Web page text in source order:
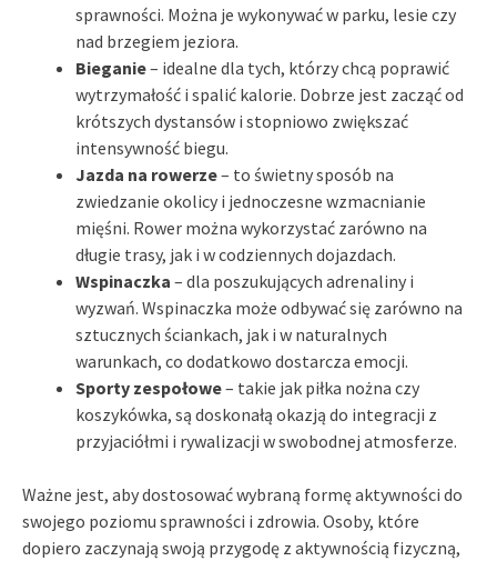
sprawności. Można je wykonywać w parku, lesie czy
nad brzegiem jeziora.
Bieganie– idealne dla tych, którzy chcą poprawić
wytrzymałość i spalić kalorie. Dobrze jest zacząć od
krótszych dystansów i stopniowo zwiększać
intensywność biegu.
Jazda na rowerze– to świetny sposób na
zwiedzanie okolicy i jednoczesne wzmacnianie
mięśni. Rower można wykorzystać zarówno na
długie trasy, jak i w codziennych dojazdach.
Wspinaczka – dla poszukujących adrenaliny i
wyzwań. Wspinaczka może odbywać się zarówno na
sztucznych ściankach, jak i w naturalnych
warunkach, co dodatkowo dostarcza emocji.
Sporty zespołowe– takie jak piłka nożna czy
koszykówka, są doskonałą okazją do integracji z
przyjaciółmi i rywalizacji w swobodnej atmosferze.
Ważne jest, aby dostosować wybraną formę aktywności do
swojego poziomu sprawności i zdrowia. Osoby, które
dopiero zaczynają swoją przygodę z aktywnością fizyczną,